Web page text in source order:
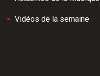
Vidéos de la semaine